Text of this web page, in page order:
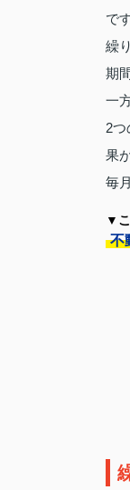
で
繰
期
一
2
果
毎
▼
不